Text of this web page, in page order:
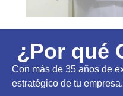
¿Por qué
Con más de 35 años de
estratégico de tu